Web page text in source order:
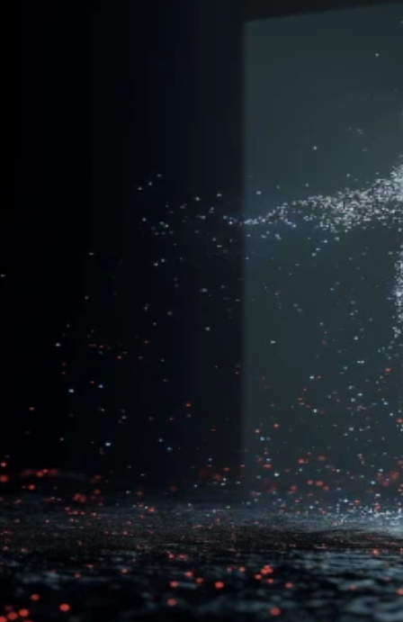
Konzept / Direction / 3D Design
Tobias Staab
Black Pearl de Almeida Lima
3D Design
Tobias Staab in collaboration with Warja Rybakova
Torsten Podraza
Heiko Tubessing
Produktion
Stefan Göppel